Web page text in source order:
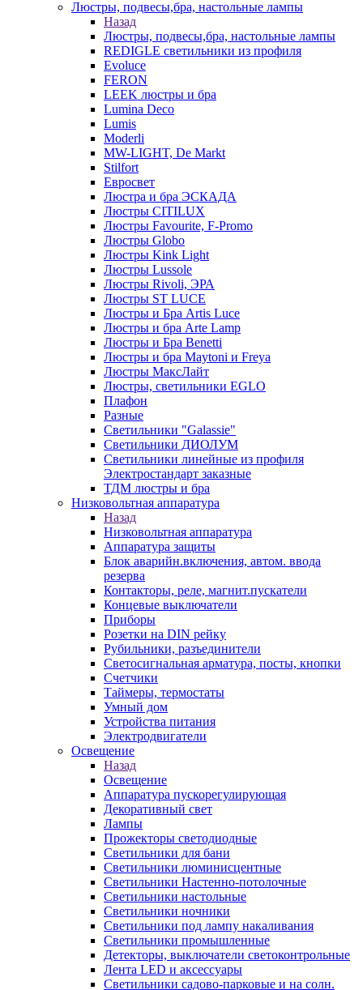
Люстры, подвесы,бра, настольные лампы
Назад
Люстры, подвесы,бра, настольные лампы
REDIGLE светильники из профиля
Evoluce
FERON
LEEK люстры и бра
Lumina Deco
Lumis
Moderli
MW-LIGHT, De Markt
Stilfort
Евросвет
Люстра и бра ЭСКАДА
Люстры CITILUX
Люстры Favourite, F-Promo
Люстры Globo
Люстры Kink Light
Люстры Lussole
Люстры Rivoli, ЭРА
Люстры ST LUCE
Люстры и Бра Artis Luce
Люстры и бра Arte Lamp
Люстры и Бра Benetti
Люстры и бра Maytoni и Freya
Люстры МаксЛайт
Люстры, светильники EGLO
Плафон
Разные
Светильники "Galassie"
Светильники ДИОЛУМ
Светильники линейные из профиля
Электростандарт заказные
ТДМ люстры и бра
Низковольтная аппаратура
Назад
Низковольтная аппаратура
Аппаратура защиты
Блок аварийн.включения, автом. ввода
резерва
Контакторы, реле, магнит.пускатели
Концевые выключатели
Приборы
Розетки на DIN рейку
Рубильники, разъединители
Светосигнальная арматура, посты, кнопки
Счетчики
Таймеры, термостаты
Умный дом
Устройства питания
Электродвигатели
Освещение
Назад
Освещение
Аппаратура пускорегулирующая
Декоративный свет
Лампы
Прожекторы светодиодные
Светильники для бани
Светильники люминисцентные
Светильники Настенно-потолочные
Светильники настольные
Светильники ночники
Светильники под лампу накаливания
Светильники промышленные
Детекторы, выключатели светоконтрольные
Лента LED и аксессуары
Светильники садово-парковые и на солн.